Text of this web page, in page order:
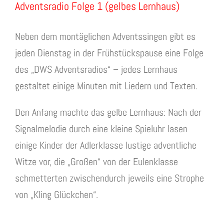
Adventsradio Folge 1 (gelbes Lernhaus)
Neben dem montäglichen Adventssingen gibt es
jeden Dienstag in der Frühstückspause eine Folge
des „DWS Adventsradios“ – jedes Lernhaus
gestaltet einige Minuten mit Liedern und Texten.
Den Anfang machte das gelbe Lernhaus: Nach der
Signalmelodie durch eine kleine Spieluhr lasen
einige Kinder der Adlerklasse lustige adventliche
Witze vor, die „Großen“ von der Eulenklasse
schmetterten zwischendurch jeweils eine Strophe
von „Kling Glückchen“.